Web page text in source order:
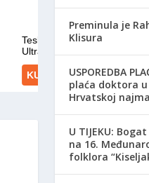
Preminula je
Klisura
USPOREDBA
plaća doktora u
Hrvatskoj
​U TIJEKU:
na 16.
folklora